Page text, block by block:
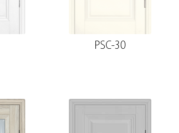
PSC-30